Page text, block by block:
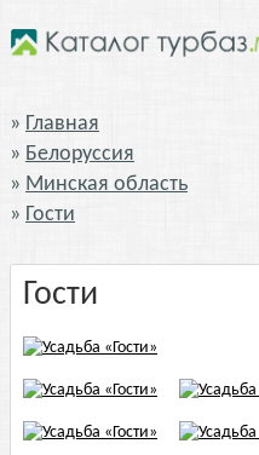
Главная
Белоруссия
Минская область
Гости
Гости